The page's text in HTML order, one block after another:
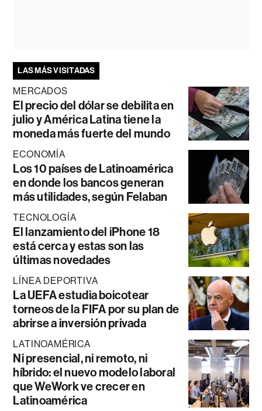
LAS MÁS VISITADAS
MERCADOS
El precio del dólar se debilita en
julio y América Latina tiene la
moneda más fuerte del mundo
ECONOMÍA
Los 10 países de Latinoamérica
en donde los bancos generan
más utilidades, según Felaban
TECNOLOGÍA
El lanzamiento del iPhone 18
está cerca y estas son las
últimas novedades
LÍNEA DEPORTIVA
La UEFA estudia boicotear
torneos de la FIFA por su plan de
abrirse a inversión privada
LATINOAMÉRICA
Ni presencial, ni remoto, ni
híbrido: el nuevo modelo laboral
que WeWork ve crecer en
Latinoamérica